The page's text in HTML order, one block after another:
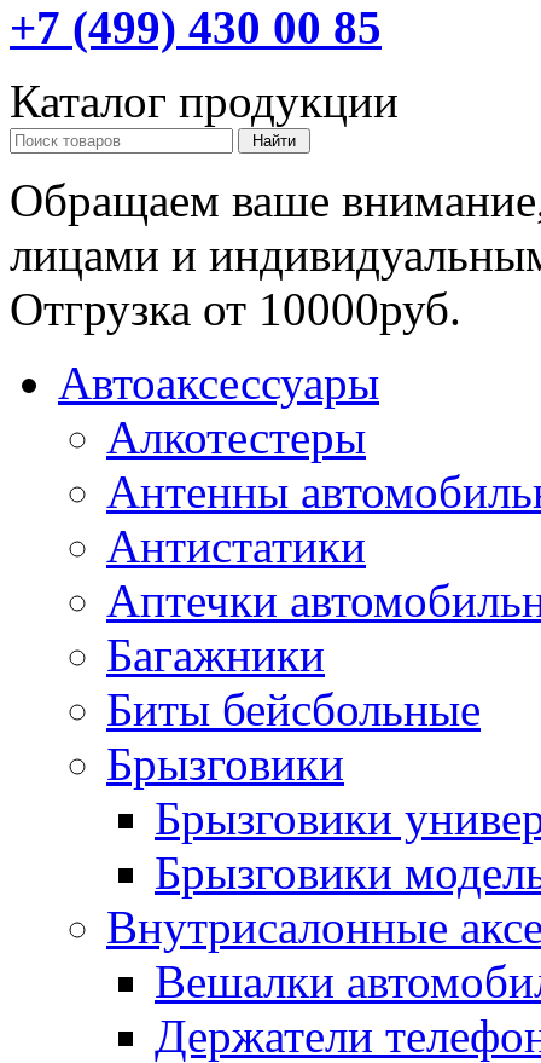
+7 (499) 430 00 85
Каталог продукции
Обращаем ваше
лицами и
Отгрузка от 10000руб.
Автоаксессуары
Алкотестеры
Антенны
Антистатики
Аптечки
Багажники
Биты бейсбольные
Брызговики
Брызговики
Брызговики
Внутрисалонные
Вешалки
Держатели